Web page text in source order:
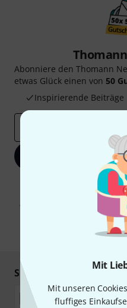
Mit
Mit unseren
fluffiges
Abonniere den Thomann
etwas Glück einen von 50
Inspirierende Beiträge
Jetzt
Mit Klick auf „Jetzt
Werbung und einer Messung
Abmeldung ist jederzeit
unseren
*
Sicher einkaufen &